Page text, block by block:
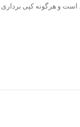
است و هرگونه کپی برداری